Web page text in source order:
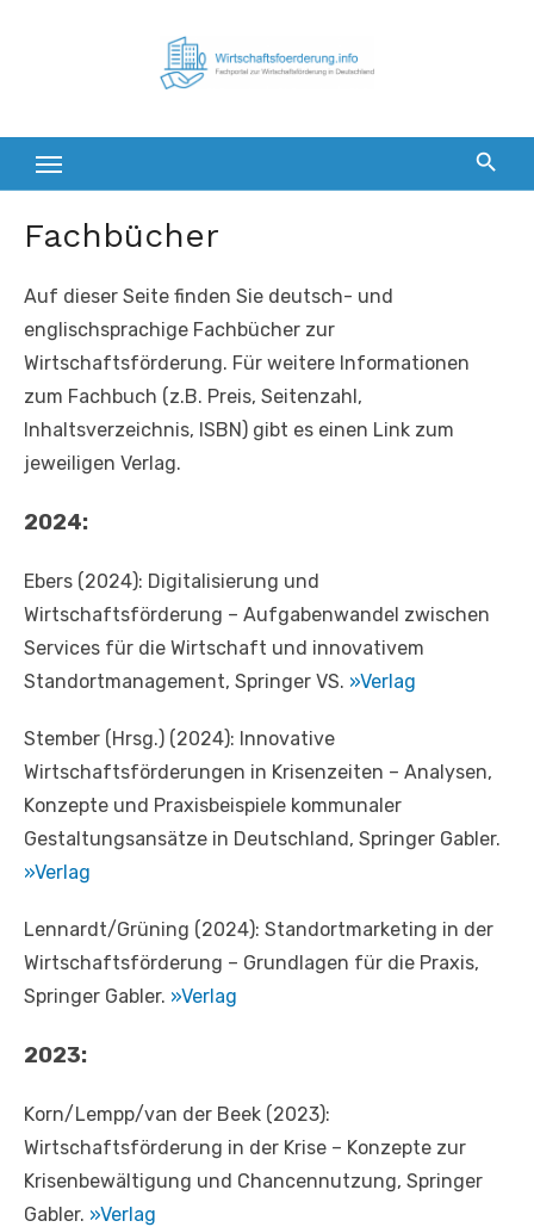
Fachbücher
Auf dieser Seite finden Sie deutsch- und
englischsprachige Fachbücher zur
Wirtschaftsförderung. Für weitere Informationen
zum Fachbuch (z.B. Preis, Seitenzahl,
Inhaltsverzeichnis, ISBN) gibt es einen Link zum
jeweiligen Verlag.
2024:
Ebers (2024): Digitalisierung und
Wirtschaftsförderung – Aufgabenwandel zwischen
Services für die Wirtschaft und innovativem
Standortmanagement, Springer VS. »Verlag
Stember (Hrsg.) (2024): Innovative
Wirtschaftsförderungen in Krisenzeiten – Analysen,
Konzepte und Praxisbeispiele kommunaler
Gestaltungsansätze in Deutschland, Springer Gabler.
»Verlag
Lennardt/Grüning (2024): Standortmarketing in der
Wirtschaftsförderung – Grundlagen für die Praxis,
Springer Gabler. »Verlag
2023:
Korn/Lempp/van der Beek (2023):
Wirtschaftsförderung in der Krise – Konzepte zur
Krisenbewältigung und Chancennutzung, Springer
Gabler. »Verlag